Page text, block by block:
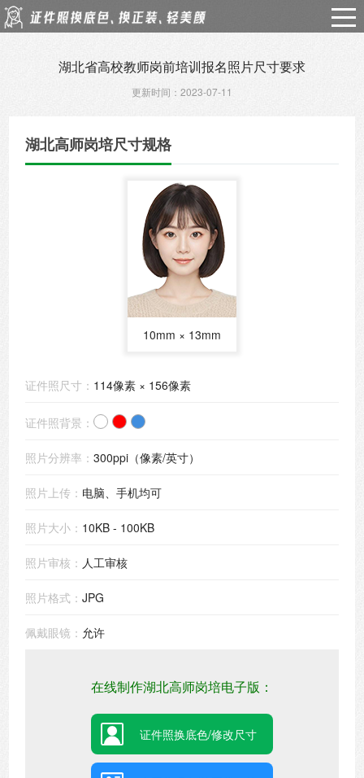
湖北省高校教师岗前培训报名照片尺寸要求
更新时间：2023-07-11
湖北高师岗培尺寸规格
10mm × 13mm
证件照尺寸： 114像素 × 156像素
证件照背景：
照片分辨率：300ppi（像素/英寸）
照片上传： 电脑、手机均可
照片大小： 10KB - 100KB
照片审核： 人工审核
照片格式：JPG
佩戴眼镜： 允许
在线制作湖北高师岗培电子版：
证件照换底色/修改尺寸